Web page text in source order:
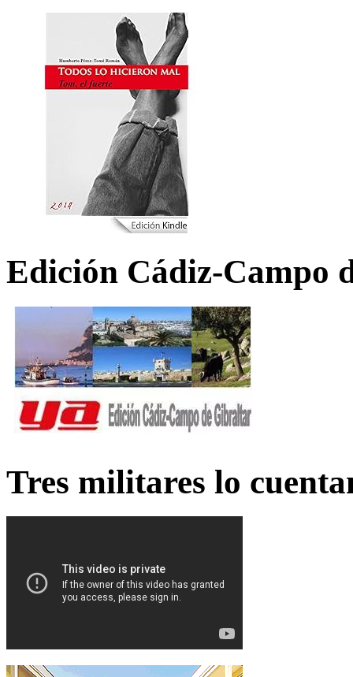
Edición Cádiz-Campo
Tres militares lo